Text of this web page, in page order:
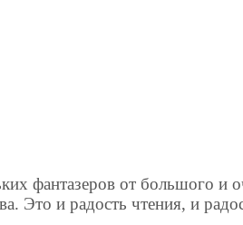
фантазеров от большого и
Это и радость чтения, и